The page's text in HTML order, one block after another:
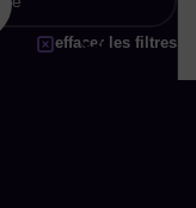
effacer les filtres